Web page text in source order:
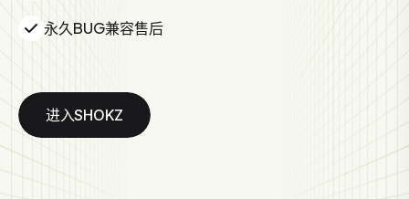
永久BUG兼容售后
进入SHOKZ